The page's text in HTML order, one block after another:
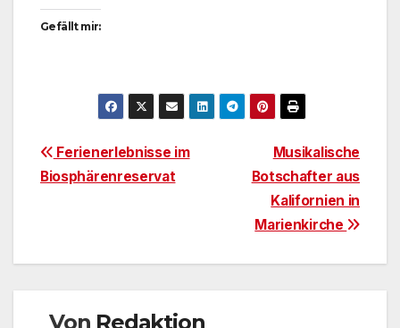
Gefällt mir:
BeitragsnavigationMusikalische
Botschafter aus
Kalifornien in
Marienkirche
Ferienerlebnisse im
Biosphärenreservat
Von Redaktion